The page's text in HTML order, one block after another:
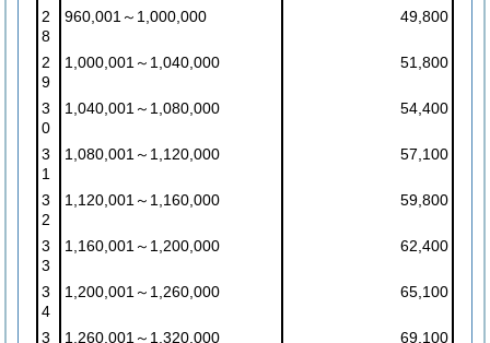
2
8
960,001～1,000,000 49,800
2
9
1,000,001～1,040,000 51,800
3
0
1,040,001～1,080,000 54,400
3
1
1,080,001～1,120,000 57,100
3
2
1,120,001～1,160,000 59,800
3
3
1,160,001～1,200,000 62,400
3
4
1,200,001～1,260,000 65,100
3 1,260,001～1,320,000 69,100